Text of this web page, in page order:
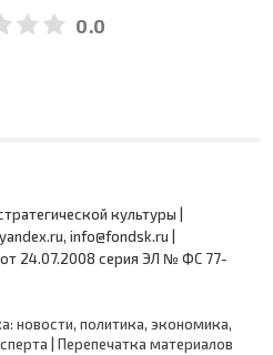
0.0
культуры |
info@fondsk.ru |
от 24.07.2008 серия ЭЛ № ФС 77-
новости, политика, экономика,
| Перепечатка материалов